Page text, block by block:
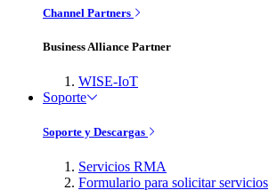
Channel Partners
Business Alliance Partner
WISE-IoT
Soporte
Soporte y Descargas
Servicios RMA
Formulario para solicitar servicios